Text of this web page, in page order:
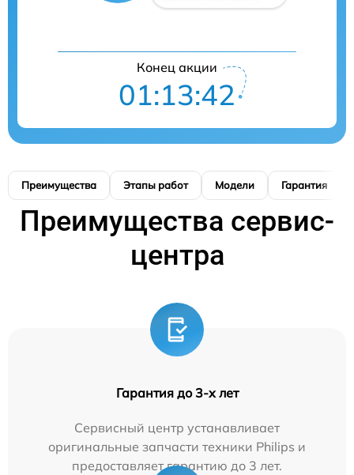
Конец акции
01:13:41
Преимущества Этапы работ Модели Гарантия
Преимущества сервис-
центра
Гарантия до 3-х лет
Сервисный центр устанавливает
оригинальные запчасти техники Philips и
предоставляет гарантию до 3 лет.